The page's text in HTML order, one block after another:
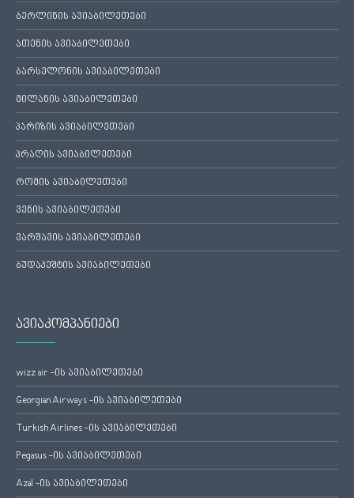
ბერლინის ავიაბილეთები
ათენის ავიაბილეთები
ბარსელონის ავიაბილეთები
მილანის ავიაბილეთები
პარიზის ავიაბილეთები
პრაღის ავიაბილეთები
რომის ავიაბილეთები
ვენის ავიაბილეთები
ვარშავის ავიაბილეთები
ბუდაპეშტის ავიაბილეთები
ავიაკომპანიები
wizz air -ის ავიაბილეთები
Georgian Airways -ის ავიაბილეთები
Turkish Airlines -ის ავიაბილეთები
Pegasus -ის ავიაბილეთები
Azal -ის ავიაბილეთები